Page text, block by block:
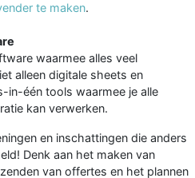
te maken.
waarmee alles veel
alleen digitale sheets en
in-één tools waarmee je alle
kan verwerken.
en inschattingen die anders
Denk aan het maken van
van offertes en het plannen